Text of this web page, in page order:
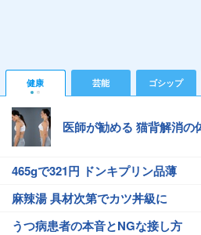
健康 芸能 ゴシップ
医師が勧める 猫背解消の
465gで321円 ドンキプリン品薄
麻辣湯 具材次第でカツ丼級に
うつ病患者の本音とNGな接し方